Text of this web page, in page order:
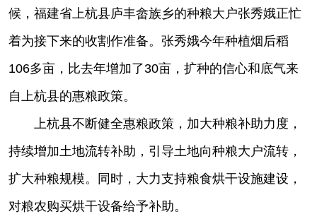
候，福建省上杭县庐丰畲族乡的种粮大户张秀娥正忙
着为接下来的收割作准备。张秀娥今年种植烟后稻
106多亩，比去年增加了30亩，扩种的信心和底气来
自上杭县的惠粮政策。
上杭县不断健全惠粮政策，加大种粮补助力度，
持续增加土地流转补助，引导土地向种粮大户流转，
扩大种粮规模。同时，大力支持粮食烘干设施建设，
对粮农购买烘干设备给予补助。